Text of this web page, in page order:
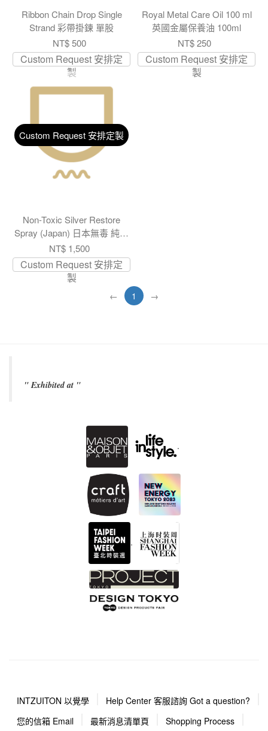
Ribbon Chain Drop Single
Strand 彩帶掛鍊 單股
NT$ 500
Custom Request 安排定
製
Royal Metal Care Oil 100 ml
英國金屬保養油 100ml
NT$ 250
Custom Request 安排定
製
Custom Request 安排定製
Non-Toxic Silver Restore
Spray (Japan) 日本無毒 純銀
還原噴霧
NT$ 1,500
Custom Request 安排定
製
← 1 →
" Exhibited at "
.
.
INTZUITON 以覺學
Help Center 客服諮詢 Got a question?
您的信箱 Email
最新消息清單頁 Shopping Process